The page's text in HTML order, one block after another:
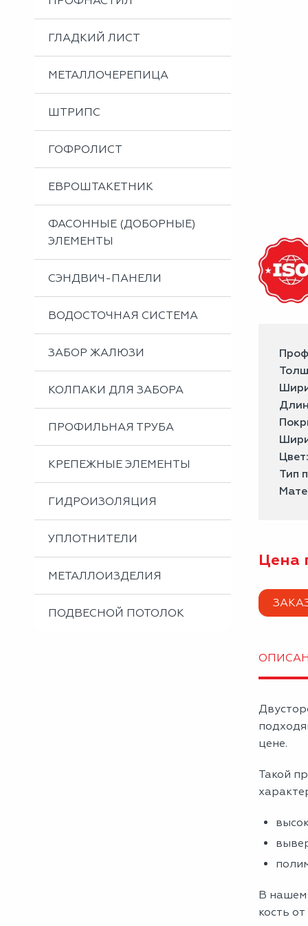
Металлоизделия
Проектирование вентилируемых фасадов
Вальцовка листового металла
ГЛАДКИЙ ЛИСТ
МЕТАЛЛОЧЕРЕПИЦА
ШТРИПС
ГОФРОЛИСТ
ЕВРОШТАКЕТНИК
ФАСОННЫЕ (ДОБОРНЫЕ)
ЭЛЕМЕНТЫ
СЭНДВИЧ-ПАНЕЛИ
ВОДОСТОЧНАЯ СИСТЕМА
ЗАБОР ЖАЛЮЗИ
КОЛПАКИ ДЛЯ ЗАБОРА
ПРОФИЛЬНАЯ ТРУБА
КРЕПЕЖНЫЕ ЭЛЕМЕНТЫ
ГИДРОИЗОЛЯЦИЯ
УПЛОТНИТЕЛИ
МЕТАЛЛОИЗДЕЛИЯ
ПОДВЕСНОЙ ПОТОЛОК
Тип
Цена
цене.
Такой
В нашем
кость